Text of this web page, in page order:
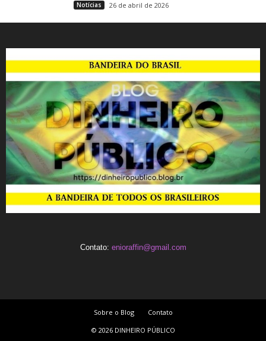
Notícias 26 de abril de 2026
Contato: enioraffin@gmail.com
Sobre o Blog
Contato
© 2026 DINHEIRO PÚBLICO